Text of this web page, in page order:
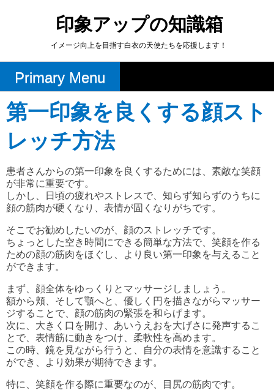
印象アップの知識箱
イメージ向上を目指す白衣の天使たちを応援します！
Primary Menu
第一印象を良くする顔スト
レッチ方法
患者さんからの第一印象を良くするためには、素敵な笑顔
が非常に重要です。
しかし、日頃の疲れやストレスで、知らず知らずのうちに
顔の筋肉が硬くなり、表情が固くなりがちです。
そこでお勧めしたいのが、顔のストレッチです。
ちょっとした空き時間にできる簡単な方法で、笑顔を作る
ための顔の筋肉をほぐし、より良い第一印象を与えること
ができます。
まず、顔全体をゆっくりとマッサージしましょう。
額から頬、そして顎へと、優しく円を描きながらマッサー
ジすることで、顔の筋肉の緊張を和らげます。
次に、大きく口を開け、あいうえおを大げさに発声するこ
とで、表情筋に動きをつけ、柔軟性を高めます。
この時、鏡を見ながら行うと、自分の表情を意識すること
ができ、より効果が期待できます。
特に、笑顔を作る際に重要なのが、目尻の筋肉です。